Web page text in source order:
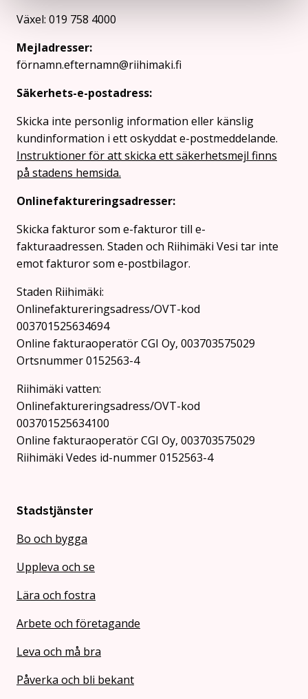
Växel: 019 758 4000
Mejladresser:
förnamn.efternamn@riihimaki.fi
Säkerhets-e-postadress:
Skicka inte personlig information eller känslig
kundinformation i ett oskyddat e-postmeddelande.
Instruktioner för att skicka ett säkerhetsmejl finns
på stadens hemsida.
Onlinefaktureringsadresser:
Skicka fakturor som e-fakturor till e-
fakturaadressen. Staden och Riihimäki Vesi tar inte
emot fakturor som e-postbilagor.
Staden Riihimäki:
Onlinefaktureringsadress/OVT-kod
003701525634694
Online fakturaoperatör CGI Oy, 003703575029
Ortsnummer 0152563-4
Riihimäki vatten:
Onlinefaktureringsadress/OVT-kod
003701525634100
Online fakturaoperatör CGI Oy, 003703575029
Riihimäki Vedes id-nummer 0152563-4
Stadstjänster
Bo och bygga
Uppleva och se
Lära och fostra
Arbete och företagande
Leva och må bra
Påverka och bli bekant